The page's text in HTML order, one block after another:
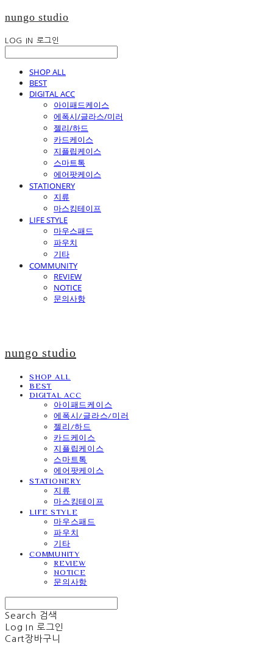
nungo studio
LOG IN 로그인
SHOP ALL
BEST
DIGITAL ACC
아이패드케이스
에폭시/글라스/미러
젤리/하드
카드케이스
지플립케이스
스마트톡
에어팟케이스
STATIONERY
지류
마스킹테이프
LIFE STYLE
마우스패드
파우치
기타
COMMUNITY
REVIEW
NOTICE
문의사항
nungo studio
SHOP ALL
BEST
DIGITAL ACC
아이패드케이스
에폭시/글라스/미러
젤리/하드
카드케이스
지플립케이스
스마트톡
에어팟케이스
STATIONERY
지류
마스킹테이프
LIFE STYLE
마우스패드
파우치
기타
COMMUNITY
REVIEW
NOTICE
문의사항
Search 검색
Log In 로그인
Cart장바구니